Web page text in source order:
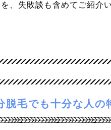
、失敗談も含めてご紹介
毛でも十分な人の